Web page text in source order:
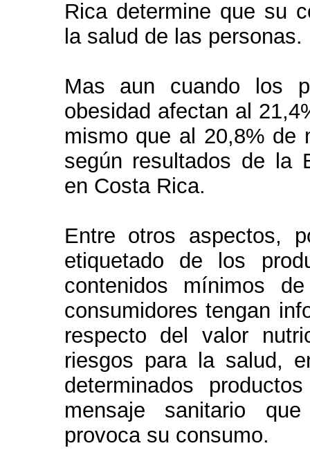
Rica determine que su
la salud de las personas.
Mas aun cuando los
obesidad afectan al
mismo que al 20,8% de
según resultados de la
en Costa Rica.
Entre otros aspectos,
etiquetado de los
contenidos mínimos
consumidores tengan
respecto del valor
riesgos para la salud,
determinados
mensaje sanitario
provoca su consumo.